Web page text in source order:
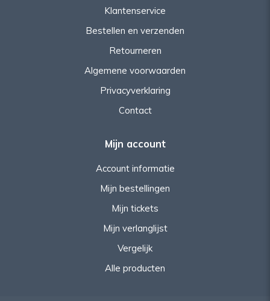
Klantenservice
Bestellen en verzenden
Retourneren
Algemene voorwaarden
Privacyverklaring
Contact
Mijn account
Account informatie
Mijn bestellingen
Mijn tickets
Mijn verlanglijst
Vergelijk
Alle producten